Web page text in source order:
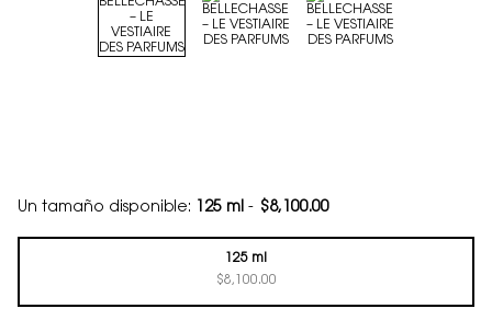
Un tamaño disponible: 125 ml - $8,100.00
Selected
125 ml
$8,100.00
, 1 of 1